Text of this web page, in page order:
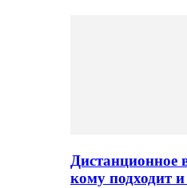
Дистанционное
кому подходит